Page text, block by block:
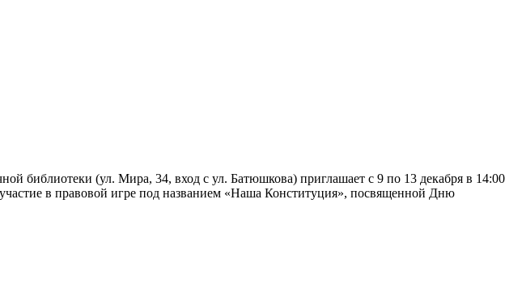
библиотеки (ул. Мира, 34, вход с ул. Батюшкова) приглашает с 9 по 13 декабря в 14:00
в правовой игре под названием «Наша Конституция», посвященной Дню